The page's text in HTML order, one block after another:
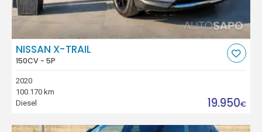
NISSAN X-TRAIL
150CV - 5P
2020
100.170 km
Diesel
19.950€